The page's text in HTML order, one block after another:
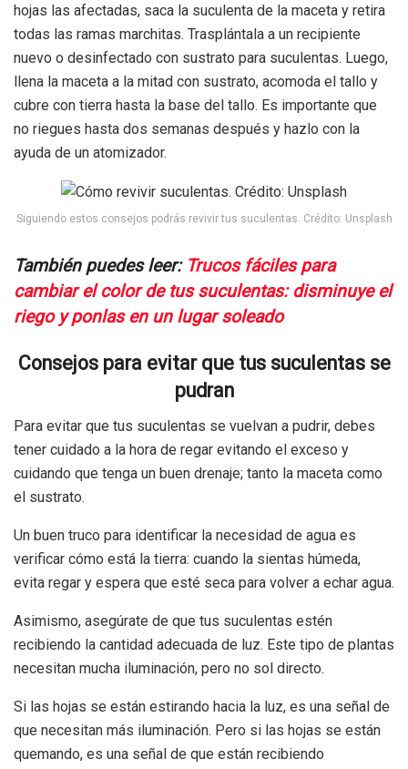
hojas las afectadas, saca la suculenta de la maceta y retira
todas las ramas marchitas. Trasplántala a un recipiente
nuevo o desinfectado con sustrato para suculentas. Luego,
llena la maceta a la mitad con sustrato, acomoda el tallo y
cubre con tierra hasta la base del tallo. Es importante que
no riegues hasta dos semanas después y hazlo con la
ayuda de un atomizador.
Siguiendo estos consejos podrás revivir tus suculentas. Crédito: Unsplash
También puedes leer: Trucos fáciles para
cambiar el color de tus suculentas: disminuye el
riego y ponlas en un lugar soleado
Consejos para evitar que tus suculentas se
pudran
Para evitar que tus suculentas se vuelvan a pudrir, debes
tener cuidado a la hora de regar evitando el exceso y
cuidando que tenga un buen drenaje; tanto la maceta como
el sustrato.
Un buen truco para identificar la necesidad de agua es
verificar cómo está la tierra: cuando la sientas húmeda,
evita regar y espera que esté seca para volver a echar agua.
Asimismo, asegúrate de que tus suculentas estén
recibiendo la cantidad adecuada de luz. Este tipo de plantas
necesitan mucha iluminación, pero no sol directo.
Si las hojas se están estirando hacia la luz, es una señal de
que necesitan más iluminación. Pero si las hojas se están
quemando, es una señal de que están recibiendo